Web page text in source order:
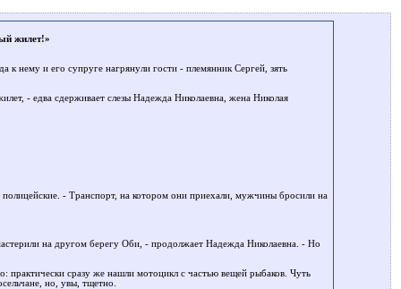
жилет!»
к нему и его супруге нагрянули гости - племянник Сергей, зять
- едва сдерживает слезы Надежда Николаевна, жена Николая
полицейские. - Транспорт, на котором они приехали, мужчины бросили на
на другом берегу Оби, - продолжает Надежда Николаевна. - Но
практически сразу же нашли мотоцикл с частью вещей рыбаков. Чуть
но, увы, тщетно.